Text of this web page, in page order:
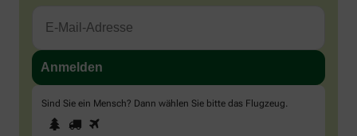
Sind Sie ein Mensch? Dann wählen Sie bitte das Flugzeug.
Sind
Sie
1 2